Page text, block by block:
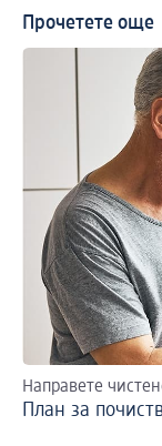
Прочетете още
Направете
План за